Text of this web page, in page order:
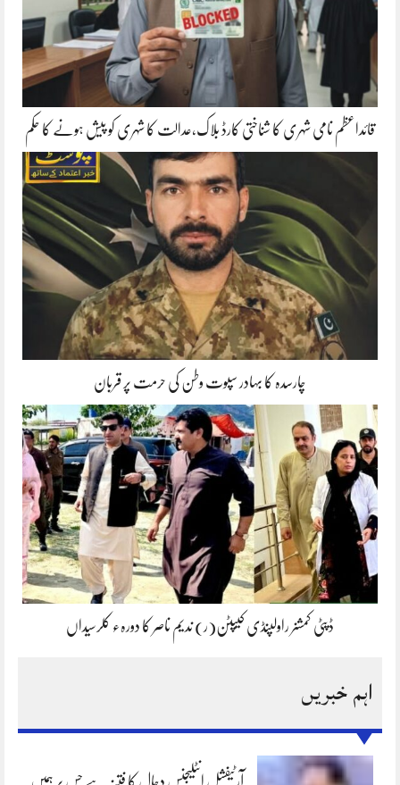
قائداعظم نامی شہری کا شناختی کارڈ بلاک،عدالت کا شہری کو پیش ہونے کا حکم
چارسدہ کا بہادر سپوت وطن کی حرمت پر قربان
ڈپٹی کمشنر راولپنڈی کیپٹن(ر) ندیم ناصر کا دورہء کلرسیداں
اہم خبریں
آرٹیفشل انٹلیجنس دجال کا فتنہ ہے جس پر ہمیں